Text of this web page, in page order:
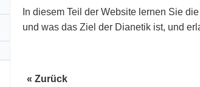
In diesem Teil der Website lernen Sie
und was das Ziel der Dianetik ist, und
« Zurück